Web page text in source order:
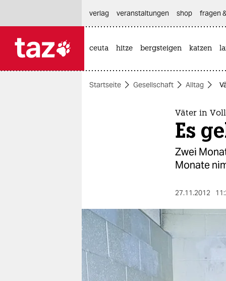
themen
berlin
nord
wahrheit
verlag
veranstaltungen shop fragen
ceuta hitze bergsteigen katzen
Startseite Gesellschaft Alltag
Väter in
Es
Zwei
Monate
27.11.2012